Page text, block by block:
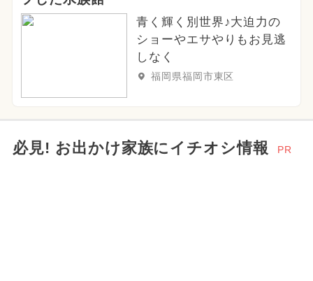
青く輝く別世界♪大迫力の
ショーやエサやりもお見逃
しなく
福岡県福岡市東区
必見! お出かけ家族にイチオシ情報 PR